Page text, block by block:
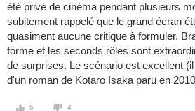
été privé de cinéma pendant plusieurs
subitement rappelé que le grand écran
quasiment aucune critique à formuler.
forme et les seconds rôles sont
de surprises. Le scénario est excellent
d'un roman de Kotaro Isaka paru en
5 4